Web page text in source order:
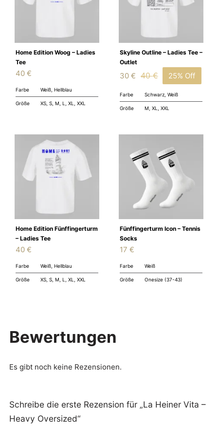
Home Edition Woog – Ladies
Tee
40 €
Farbe Weiß, Hellblau
Größe XS, S, M, L, XL, XXL
Skyline Outline – Ladies Tee –
Outlet
40€
Ursprünglicher
Preis
war:
30 €
Aktueller
Preis
ist:
25% Off
Farbe Schwarz, Weiß
Größe M, XL, XXL
Home Edition Fünffingerturm
– Ladies Tee
40 €
Farbe Weiß, Hellblau
Größe XS, S, M, L, XL, XXL
Fünffingerturm Icon – Tennis
Socks
17 €
Farbe Weiß
Größe Onesize (37-43)
Bewertungen
Es gibt noch keine Rezensionen.
Schreibe die erste Rezension für „La Heiner Vita –
Heavy Oversized“